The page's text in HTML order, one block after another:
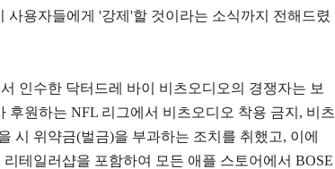
사용자들에게 '강제'할 것이라는 소식까지 전해드렸
인수한 닥터드레 바이 비츠오디오의 경쟁자는 보
후원하는 NFL 리그에서 비츠오디오 착용 금지, 비츠
시 위약금(벌금)을 부과하는 조치를 취했고, 이에
테일러샵을 포함하여 모든 애플 스토어에서 BOSE